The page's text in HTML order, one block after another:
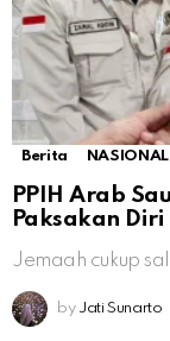
Berita NASIONAL
PPIH Arab
Paksakan
Jemaah cukup
by Jati Sunarto